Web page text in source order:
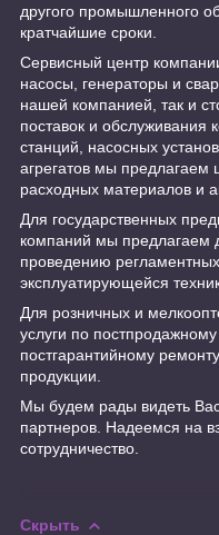
другого промышленного
кратчайшие сроки.
Сервисный центр
насосы, генераторы и
нашей компанией, так и
поставок и обслуживания
станций, насосных
агрегатов мы предлагаем
расходных материалов и
Для государственных
компаний мы предлагаем
проведению
эксплуатирующейся
Для розничных и
услуги по
постгарантийному
продукции.
Мы будем рады видеть
партнеров. Надеемся на
сотрудничество.
Скрыть